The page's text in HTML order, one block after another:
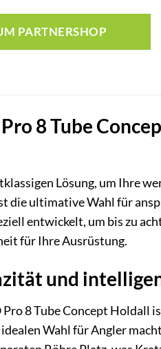
PARTNERSHOP
8 Tube
Lösung, um Ihre
die ultimative Wahl für
entwickelt, um bis zu
für Ihre Ausrüstung.
und
Pro 8 Tube Concept
idealen Wahl für Angler